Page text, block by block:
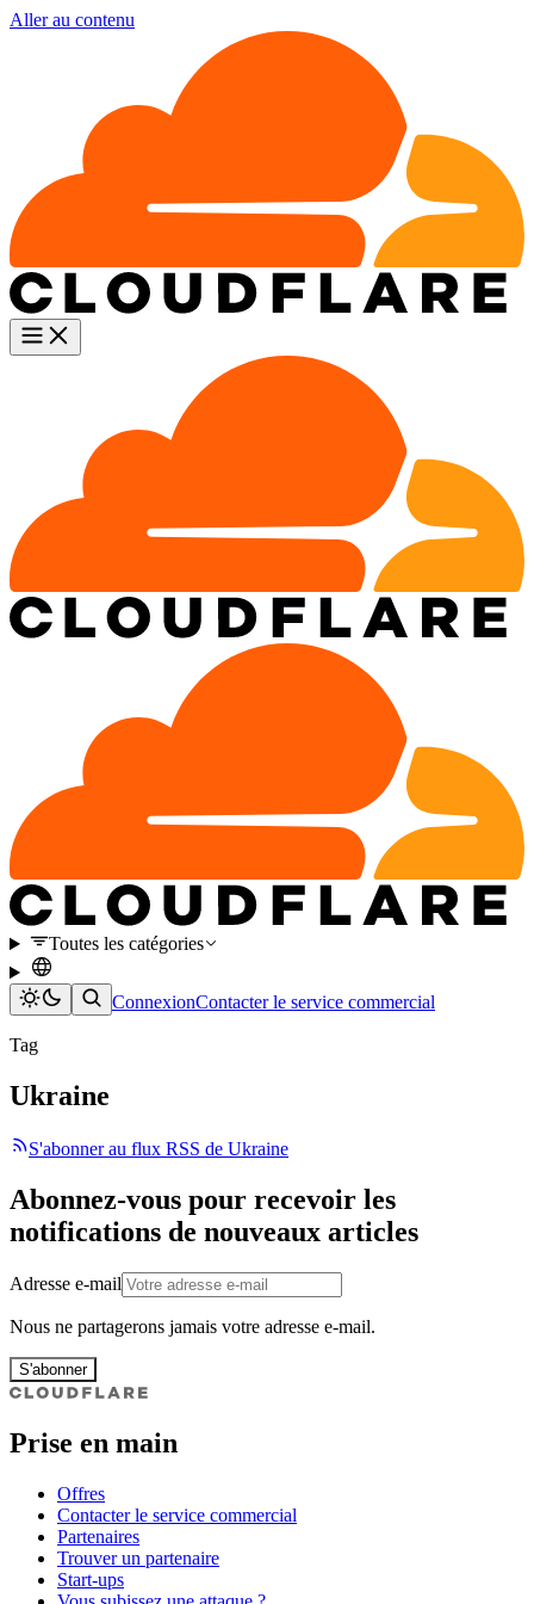
Aller au contenu
Toutes les catégories
ConnexionContacter le service commercial
Tag
Ukraine
S'abonner au flux RSS de Ukraine
Abonnez-vous pour recevoir les
notifications de nouveaux articles
Adresse e-mail
Nous ne partagerons jamais votre adresse e-mail.
S'abonner
Prise en main
Offres
Contacter le service commercial
Partenaires
Trouver un partenaire
Start-ups